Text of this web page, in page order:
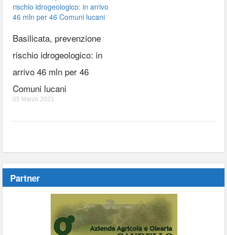
Basilicata, prevenzione
rischio idrogeologico: in
arrivo 46 mln per 46
Comuni lucani
05 Marzo 2021
Partner